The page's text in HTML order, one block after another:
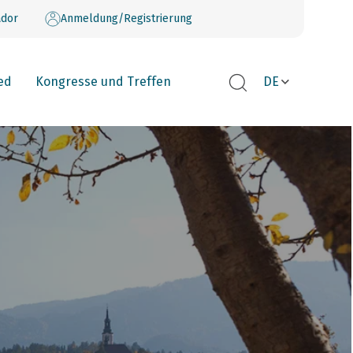
Anmeldung/Registrierung
Kongresse und Treffen DE